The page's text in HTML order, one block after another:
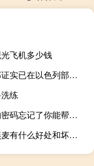
飞机多少钱
美国防部证实已在以色列部署特种部队
练
保险箱的密码忘记了你能帮他打开吗（保险箱密码忘记了你能帮他打开）
每天吃燕麦有什么好处和坏处（每天吃燕麦有什么好处）